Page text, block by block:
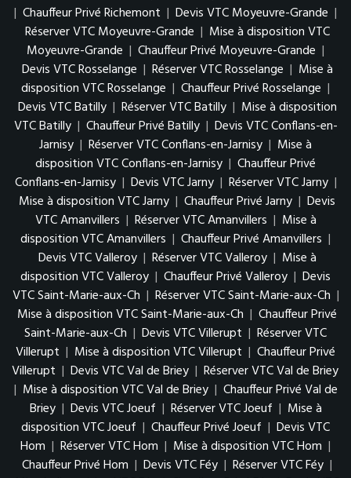
| Chauffeur Privé Richemont | Devis VTC Moyeuvre-Grande |
Réserver VTC Moyeuvre-Grande | Mise à disposition VTC
Moyeuvre-Grande | Chauffeur Privé Moyeuvre-Grande |
Devis VTC Rosselange | Réserver VTC Rosselange | Mise à
disposition VTC Rosselange | Chauffeur Privé Rosselange |
Devis VTC Batilly | Réserver VTC Batilly | Mise à disposition
VTC Batilly | Chauffeur Privé Batilly | Devis VTC Conflans-en-
Jarnisy | Réserver VTC Conflans-en-Jarnisy | Mise à
disposition VTC Conflans-en-Jarnisy | Chauffeur Privé
Conflans-en-Jarnisy | Devis VTC Jarny | Réserver VTC Jarny |
Mise à disposition VTC Jarny | Chauffeur Privé Jarny | Devis
VTC Amanvillers | Réserver VTC Amanvillers | Mise à
disposition VTC Amanvillers | Chauffeur Privé Amanvillers |
Devis VTC Valleroy | Réserver VTC Valleroy | Mise à
disposition VTC Valleroy | Chauffeur Privé Valleroy | Devis
VTC Saint-Marie-aux-Ch | Réserver VTC Saint-Marie-aux-Ch |
Mise à disposition VTC Saint-Marie-aux-Ch | Chauffeur Privé
Saint-Marie-aux-Ch | Devis VTC Villerupt | Réserver VTC
Villerupt | Mise à disposition VTC Villerupt | Chauffeur Privé
Villerupt | Devis VTC Val de Briey | Réserver VTC Val de Briey
| Mise à disposition VTC Val de Briey | Chauffeur Privé Val de
Briey | Devis VTC Joeuf | Réserver VTC Joeuf | Mise à
disposition VTC Joeuf | Chauffeur Privé Joeuf | Devis VTC
Hom | Réserver VTC Hom | Mise à disposition VTC Hom |
Chauffeur Privé Hom | Devis VTC Féy | Réserver VTC Féy |